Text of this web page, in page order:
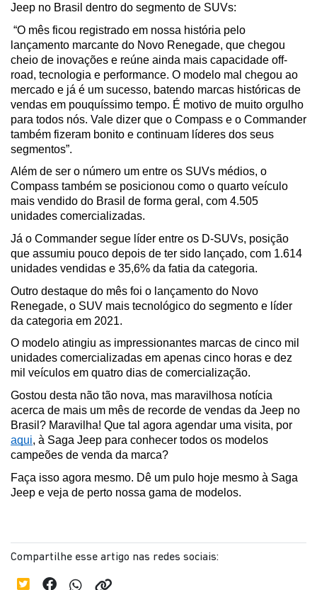
Jeep no Brasil dentro do segmento de SUVs:
“O mês ficou registrado em nossa história pelo
lançamento marcante do Novo Renegade, que chegou
cheio de inovações e reúne ainda mais capacidade off-
road, tecnologia e performance. O modelo mal chegou ao
mercado e já é um sucesso, batendo marcas históricas de
vendas em pouquíssimo tempo. É motivo de muito orgulho
para todos nós. Vale dizer que o Compass e o Commander
também fizeram bonito e continuam líderes dos seus
segmentos”.
Além de ser o número um entre os SUVs médios, o
Compass também se posicionou como o quarto veículo
mais vendido do Brasil de forma geral, com 4.505
unidades comercializadas.
Já o Commander segue líder entre os D-SUVs, posição
que assumiu pouco depois de ter sido lançado, com 1.614
unidades vendidas e 35,6% da fatia da categoria.
Outro destaque do mês foi o lançamento do Novo
Renegade, o SUV mais tecnológico do segmento e líder
da categoria em 2021.
O modelo atingiu as impressionantes marcas de cinco mil
unidades comercializadas em apenas cinco horas e dez
mil veículos em quatro dias de comercialização.
Gostou desta não tão nova, mas maravilhosa notícia
acerca de mais um mês de recorde de vendas da Jeep no
aqui, à Saga Jeep para conhecer todos os modelos
campeões de venda da marca?
Faça isso agora mesmo. Dê um pulo hoje mesmo à Saga
Jeep e veja de perto nossa gama de modelos.
Compartilhe esse artigo nas redes sociais: